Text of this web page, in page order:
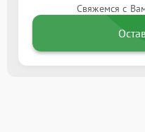
Свяжемся с